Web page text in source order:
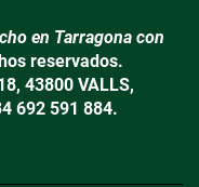
en Tarragona con
reservados.
43800 VALLS,
692 591 884.